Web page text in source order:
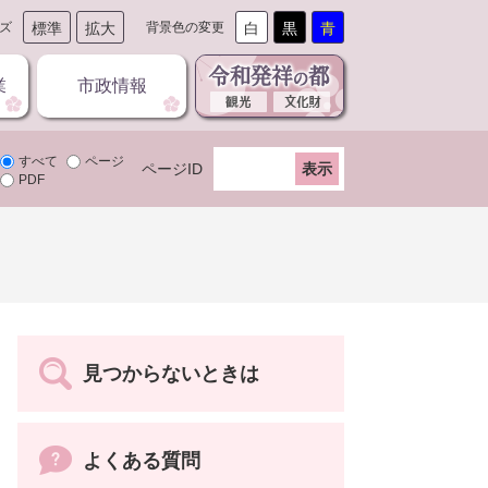
標準 拡大 背景色の変更 白 黒 青
市政情報
すべて
ページ
PDF
ページID
見つからないときは
よくある質問